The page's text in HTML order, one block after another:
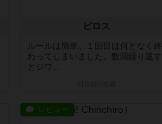
ピロス
ルールは簡単。１回目は何となく終
わってしまいました。数回繰り返す
とジワ...
レビュー